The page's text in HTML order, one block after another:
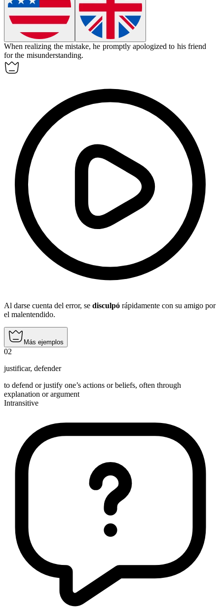
When realizing the mistake, he promptly apologized to his friend
for the misunderstanding.
Al darse cuenta del error, se disculpó rápidamente con su amigo por
el malentendido.
Más ejemplos
02
justificar, defender
to defend or justify one’s actions or beliefs, often through
explanation or argument
Intransitive